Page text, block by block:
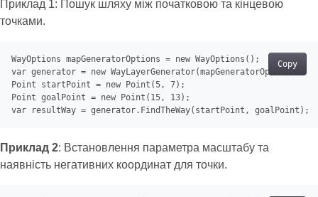
Приклад 1: Пошук шляху між початковою та кінцевою
точками.
Copy
WayOptions mapGeneratorOptions = new
var generator = new WayLayerGenerator(mapGeneratorOptions);
Point startPoint = new Point(5, 7);
Point goalPoint = new Point( 15, 13
var resultWay = generator
Приклад 2: Встановлення параметра масштабу та
наявність негативних координат для точки.